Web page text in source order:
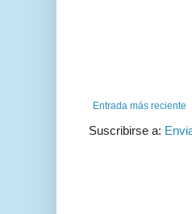
Entrada más reciente
Suscribirse a: